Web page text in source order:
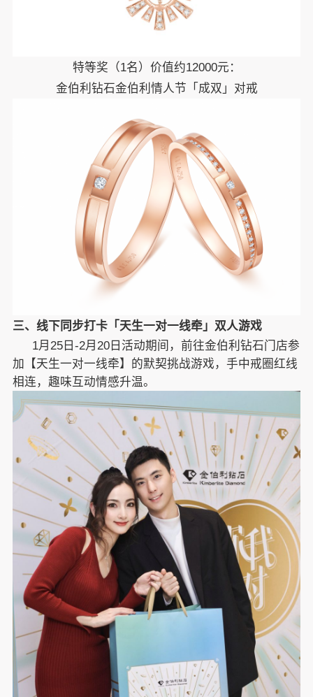
特等奖（1名）价值约12000元：
金伯利钻石金伯利情人节「成双」对戒
三、线下同步打卡「天生一对一线牵」双人游戏
1月25日-2月20日活动期间，前往金伯利钻石门店参
加【天生一对一线牵】的默契挑战游戏，手中戒圈红线
相连，趣味互动情感升温。